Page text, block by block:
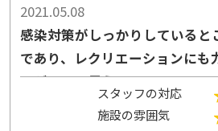
2021.05.08
感染対策がしっかりしていると
であり、レクリエーションにも
ろがいいと思う。
スタッフの対応
施設の雰囲気